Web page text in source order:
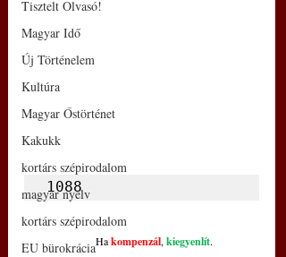
Tisztelt Olvasó!
Magyar Idő
Új Történelem
Kultúra
Magyar Őstörténet
Kakukk
kortárs szépirodalom
magyar nyelv
kortárs szépirodalom
EU bürokrácia
1088
Ha kompenzál, kiegyenlít.